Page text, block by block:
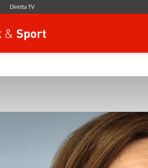
Diretta TV